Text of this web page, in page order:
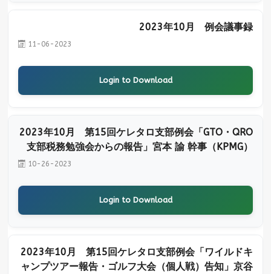
2023年10月 例会議事録
11-06-2023
Login to Download
2023年10月 第15回ケレタロ支部例会「GTO・QRO
支部税務勉強会からの報告」宮本 諭 幹事（KPMG）
10-26-2023
Login to Download
2023年10月 第15回ケレタロ支部例会「ワイルドキ
ャンプツアー報告・ゴルフ大会（個人戦）告知」京谷